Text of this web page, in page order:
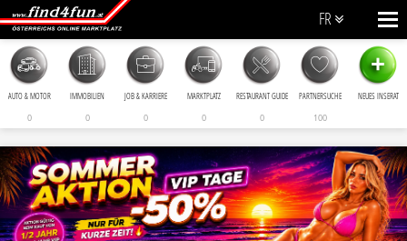
FR
AUTO & MOTOR
0
IMMOBILIEN
0
JOB & KARRIERE
0
MARKTPLATZ
0
RESTAURANT GUIDE
0
PARTNERSUCHE
100
+
NEUES INSERAT